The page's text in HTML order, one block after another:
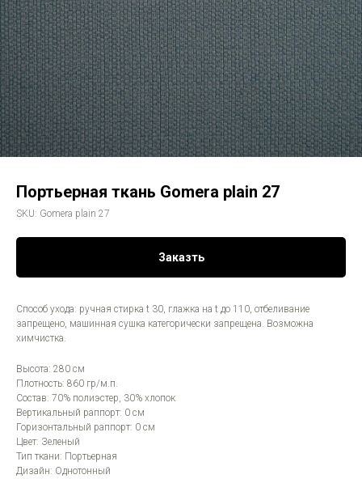
Портьерная ткань Gomera plain 27
SKU: Gomera plain 27
Заказть
Способ ухода: ручная стирка t 30, глажка на t до 110, отбеливание
запрещено, машинная сушка категорически запрещена. Возможна
химчистка.
Высота: 280 см
Плотность: 860 гр/м.п.
Состав: 70% полиэстер, 30% хлопок
Вертикальный раппорт: 0 см
Горизонтальный раппорт: 0 см
Цвет: Зеленый
Тип ткани: Портьерная
Дизайн: Однотонный